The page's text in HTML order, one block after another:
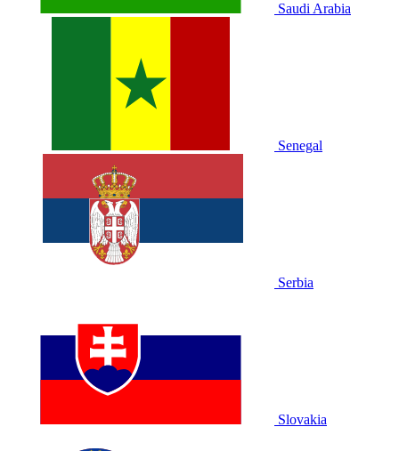
Saudi Arabia
Senegal
Serbia
Slovakia